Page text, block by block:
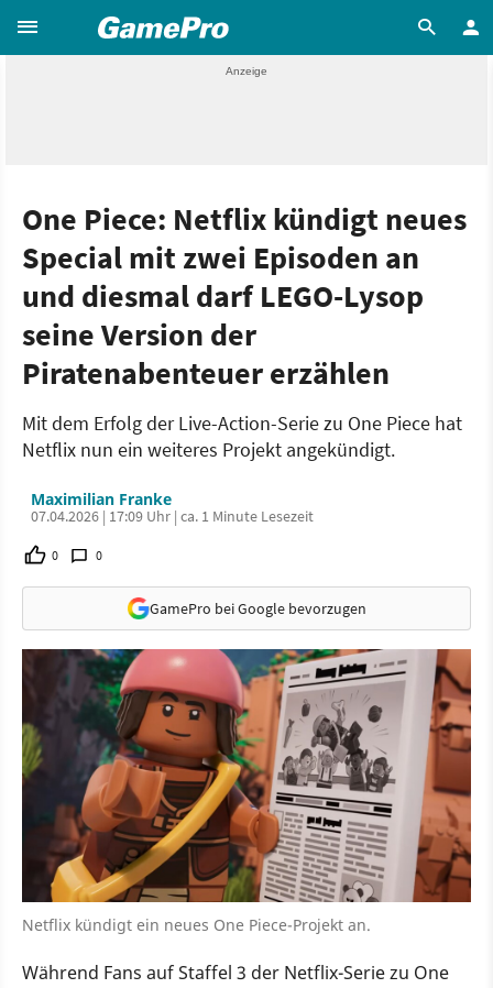
One Piece: Netflix kündigt neues
Special mit zwei Episoden an
und diesmal darf LEGO-Lysop
seine Version der
Piratenabenteuer erzählen
Mit dem Erfolg der Live-Action-Serie zu One Piece hat
Netflix nun ein weiteres Projekt angekündigt.
Maximilian Franke
07.04.2026 | 17:09 Uhr | ca. 1 Minute Lesezeit
0 0
GamePro bei Google bevorzugen
Netflix kündigt ein neues One Piece-Projekt an.
Während Fans auf Staffel 3 der Netflix-Serie zu One